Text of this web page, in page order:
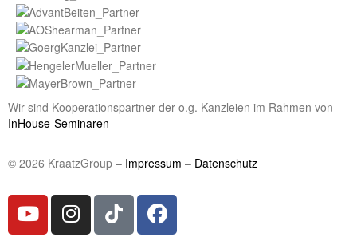
Wir sind Kooperationspartner der o.g. Kanzleien im Rahmen von
InHouse-Seminaren
© 2026 KraatzGroup – Impressum – Datenschutz